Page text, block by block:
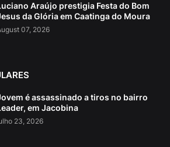
Araújo prestigia Festa do Bom
da Glória em Caatinga do Moura
07, 2026
é assassinado a tiros no bairro
em Jacobina
23, 2026